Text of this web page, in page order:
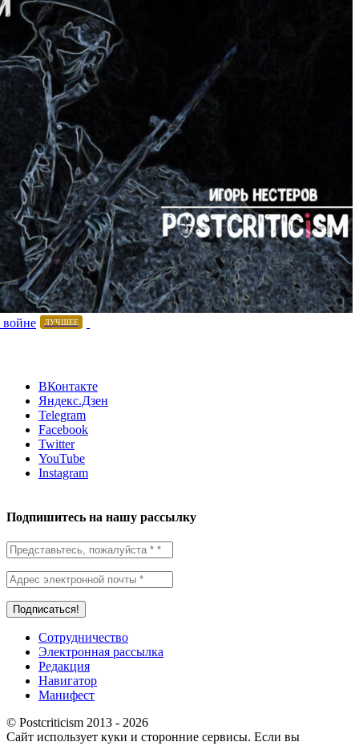
ЛУЧШЕЕ
ВКонтакте
Яндекс.Дзен
Telegram
Facebook
Twitter
YouTube
Instagram
Подпишитесь на нашу рассылку
Сотрудничество
Электронная рассылка
Редакция
Навигатор
Манифест
© Postcriticism 2013 - 2026
Сайт использует куки и сторонние сервисы. Если вы